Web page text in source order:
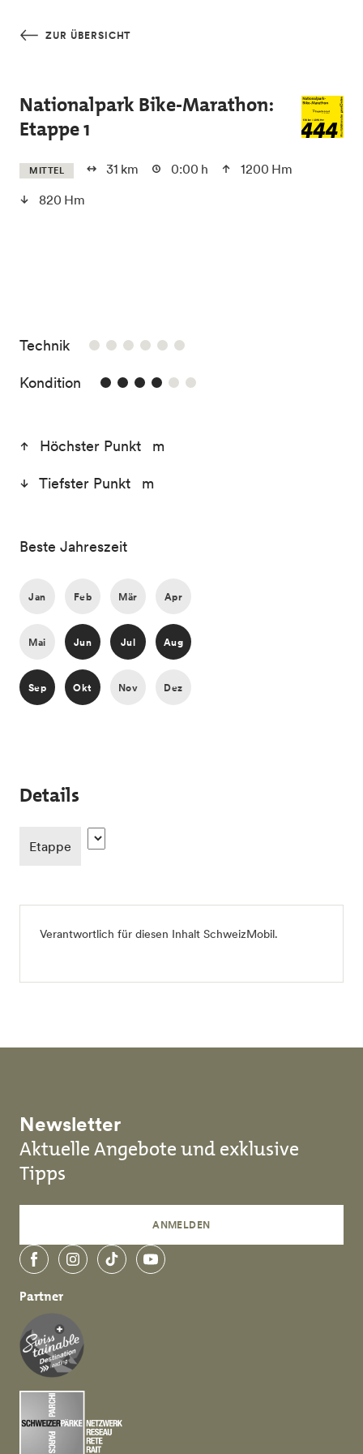
ZUR ÜBERSICHT
Nationalpark Bike-Marathon:
Etappe 1
MITTEL 31 km 0:00 h
1200 Hm
820 Hm
Technik/6
Kondition 4/6
Höchster Punkt m
Tiefster Punkt m
Beste Jahreszeit
Jan Feb Mär Apr
Mai Jun Jul Aug
Sep Okt Nov Dez
Details
Etappe
Verantwortlich für diesen Inhalt SchweizMobil.
Newsletter
Aktuelle Angebote und exklusive
Tipps
ANMELDEN
FacebookInstagramTikTokYouTube
Partner